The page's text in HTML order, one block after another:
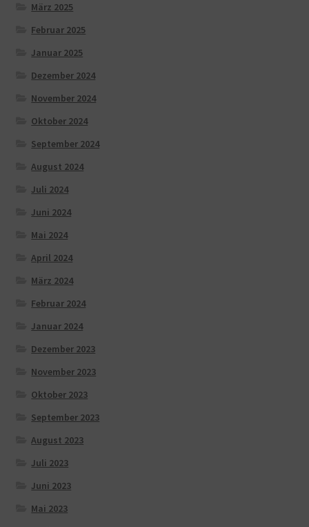
März 2025
Februar 2025
Januar 2025
Dezember 2024
November 2024
Oktober 2024
September 2024
August 2024
Juli 2024
Juni 2024
Mai 2024
April 2024
März 2024
Februar 2024
Januar 2024
Dezember 2023
November 2023
Oktober 2023
September 2023
August 2023
Juli 2023
Juni 2023
Mai 2023